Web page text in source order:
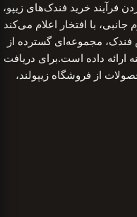
فرآیند خرید فندک‌های زیپو،
با افتخار اعلام می‌کند
فروش فندک، مجموعه‌ای گسترده از
ارائه داده است.برای دریافت
از فروشگاه زیپولند،